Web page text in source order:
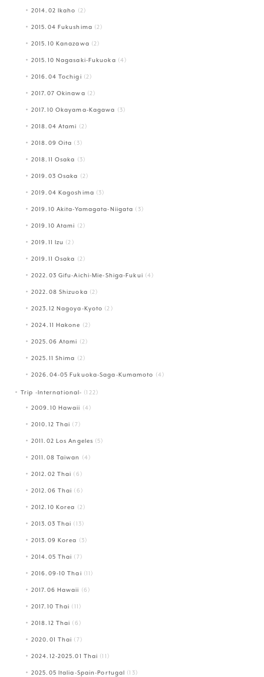
2014.02 Ikaho (2)
2015.04 Fukushima (2)
2015.10 Kanazawa (2)
2015.10 Nagasaki-Fukuoka (4)
2016.04 Tochigi (2)
2017.07 Okinawa (2)
2017.10 Okayama-Kagawa (3)
2018.04 Atami (2)
2018.09 Oita (3)
2018.11 Osaka (3)
2019.03 Osaka (2)
2019.04 Kagoshima (3)
2019.10 Akita-Yamagata-Niigata (3)
2019.10 Atami (2)
2019.11 Izu (2)
2019.11 Osaka (2)
2022.03 Gifu-Aichi-Mie-Shiga-Fukui (4)
2022.08 Shizuoka (2)
2023.12 Nagoya-Kyoto (2)
2024.11 Hakone (2)
2025.06 Atami (2)
2025.11 Shima (2)
2026.04-05 Fukuoka-Saga-Kumamoto (4)
Trip -International- (122)
2009.10 Hawaii (4)
2010.12 Thai (7)
2011.02 Los Angeles (5)
2011.08 Taiwan (4)
2012.02 Thai (6)
2012.06 Thai (6)
2012.10 Korea (2)
2013.03 Thai (13)
2013.09 Korea (3)
2014.05 Thai (7)
2016.09-10 Thai (11)
2017.06 Hawaii (6)
2017.10 Thai (11)
2018.12 Thai (6)
2020.01 Thai (7)
2024.12-2025.01 Thai (11)
2025.05 Italia-Spain-Portugal (13)